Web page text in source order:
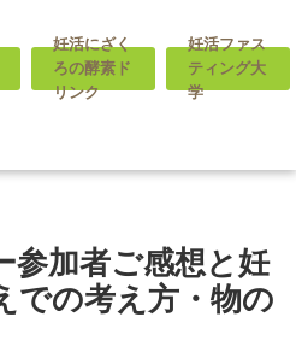
妊活にざく
ろの酵素ド
リンク
妊活ファス
ティング大
学
参加者ご感想と妊
での考え方・物の